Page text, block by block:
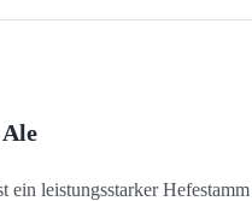
leistungsstarker